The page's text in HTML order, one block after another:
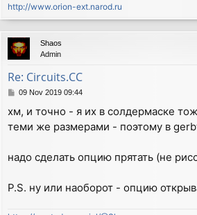
http://www.orion-ext.narod.ru
Shaos
Admin
Re: Circuits.CC
P
s
t
09 Nov 2019 09:44
хм, и точно - я их в солдермаске
теми же размерами - поэтому в
надо сделать опцию прятать (не
P.S. ну или наоборот - опцию